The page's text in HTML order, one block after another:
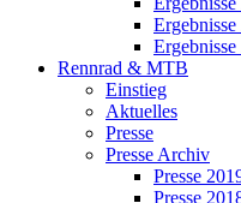
Ergebnisse
Ergebnisse
Rennrad & MTB
Einstieg
Aktuelles
Presse
Presse Archiv
Presse
Presse